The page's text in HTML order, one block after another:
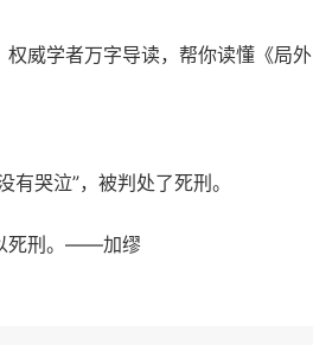
威学者万字导读，帮你读懂《局外
哭泣”，被判处了死刑。
死刑。——加缪